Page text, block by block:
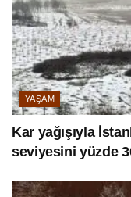
YAŞAM
Kar yağışıyla
seviyesini yüzde